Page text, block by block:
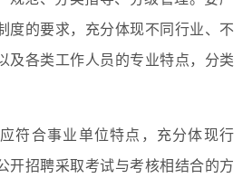
度的要求，充分体现不同行业、不
及各类工作人员的专业特点，分类
符合事业单位特点，充分体现行
开招聘采取考试与考核相结合的方